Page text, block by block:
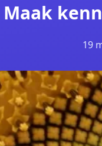
Maak
19